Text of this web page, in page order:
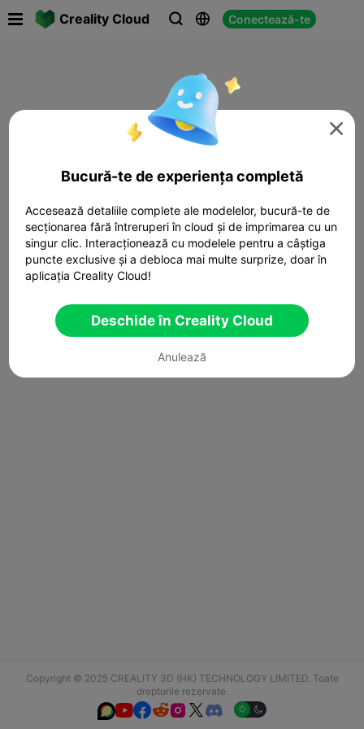
Creality Cloud   Conectează-te
Copyright © 2025 CREALITY 3D (HK) TECHNOLOGY LIMITED. Toate
drepturile rezervate.
  

Bucură-te de experiența completă
Accesează detaliile complete ale modelelor, bucură-te de
secționarea fără întreruperi în cloud și de imprimarea cu un
singur clic. Interacționează cu modelele pentru a câștiga
puncte exclusive și a debloca mai multe surprize, doar în
aplicația Creality Cloud!
Deschide în Creality Cloud
Anulează